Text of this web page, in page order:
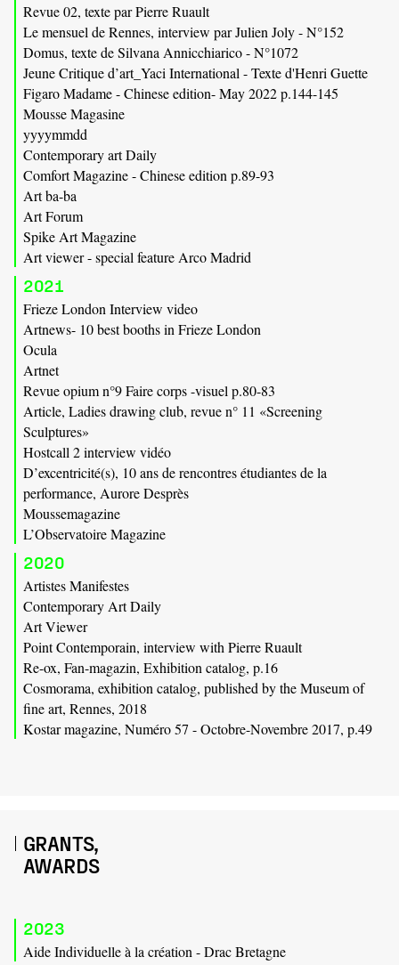
Revue 02, texte par Pierre Ruault
Le mensuel de Rennes, interview par Julien Joly - N°152
Domus, texte de Silvana Annicchiarico - N°1072
Jeune Critique d’art_Yaci International - Texte d'Henri Guette
Figaro Madame - Chinese edition- May 2022 p.144-145
Mousse Magasine
yyyymmdd
Contemporary art Daily
Comfort Magazine - Chinese edition p.89-93
Art ba-ba
Art Forum
Spike Art Magazine
Art viewer - special feature Arco Madrid
2021
Frieze London Interview video
Artnews- 10 best booths in Frieze London
Ocula
Artnet
Revue opium n°9 Faire corps -visuel p.80-83
Article, Ladies drawing club, revue n° 11 «Screening
Sculptures»
Hostcall 2 interview vidéo
D’excentricité(s), 10 ans de rencontres étudiantes de la
performance, Aurore Desprès
Moussemagazine
L’Observatoire Magazine
2020
Artistes Manifestes
Contemporary Art Daily
Art Viewer
Point Contemporain, interview with Pierre Ruault
Re-ox, Fan-magazin, Exhibition catalog, p.16
Cosmorama, exhibition catalog, published by the Museum of
fine art, Rennes, 2018
Kostar magazine, Numéro 57 - Octobre-Novembre 2017, p.49
GRANTS,
AWARDS
2023
Aide Individuelle à la création - Drac Bretagne